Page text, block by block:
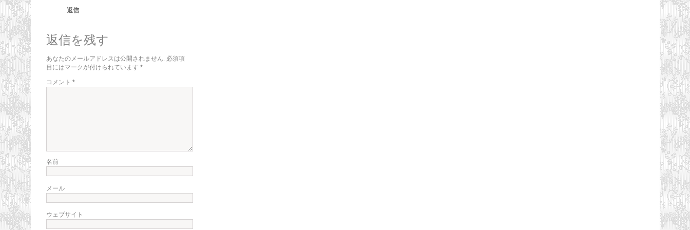
返信
返信を残す
あなたのメールアドレスは公開されません. 必須項
目にはマークが付けられています *
コメント *
名前
メール
ウェブサイト